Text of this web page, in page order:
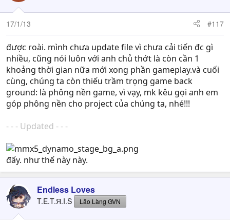
17/1/13 #117
được roài. mình chưa update file vì chưa cải tiến đc gì
nhiều, cũng nói luôn với anh chủ thớt là còn cần 1
khoảng thời gian nữa mới xong phần gameplay.và cuối
cùng, chúng ta còn thiếu trầm trọng game back
ground: là phông nền game, vì vạy, mk kêu gọi anh em
góp phông nền cho project của chúng ta, nhé!!!
- - - Updated - - -
đấy. như thế này này.
Endless Loves
T.E.T.Я.I.S Lão Làng GVN